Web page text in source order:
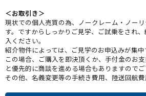
＜お取引き＞
現状での個人売買の為、ノークレーム・ノー
す。ですからしっかりご見学、ご試乗をされ
入ください。
紹介物件によっては、ご見学のお申込みが集中
この場合、ご購入を即決頂くか、手付金のお
と優先的に商談を進める場合もありますのでご
その他、名義変更等の手続き費用、陸送回航費